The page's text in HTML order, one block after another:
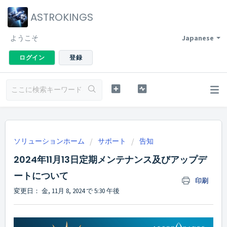
ASTROKINGS
Japanese
ようこそ
ログイン 登録
ソリューションホーム サポート 告知
2024年11月13日定期メンテナンス及びアップデ
ートについて
印刷
変更日： 金, 11月 8, 2024 で 5:30 午後